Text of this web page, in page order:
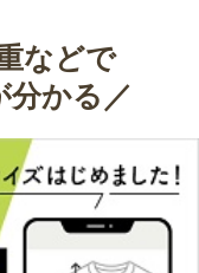
などで
分かる／